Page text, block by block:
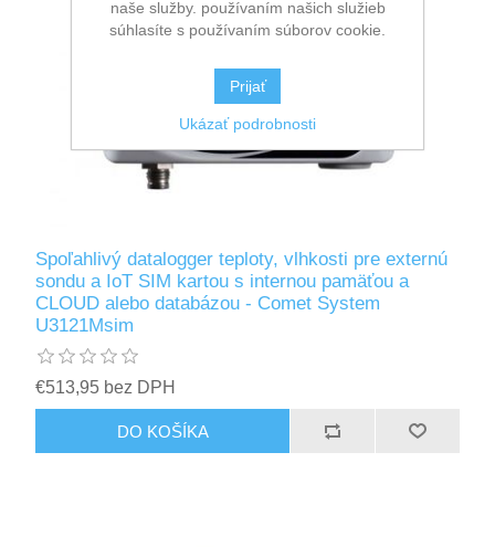
Spoľahlivý datalogger teploty, vlhkosti pre externú
sondu a IoT SIM kartou s internou pamäťou a
CLOUD alebo databázou - Comet System
U3121Msim
€513,95 bez DPH
naše služby. používaním našich služieb
súhlasíte s používaním súborov cookie.
Prijať
Ukázať podrobnosti